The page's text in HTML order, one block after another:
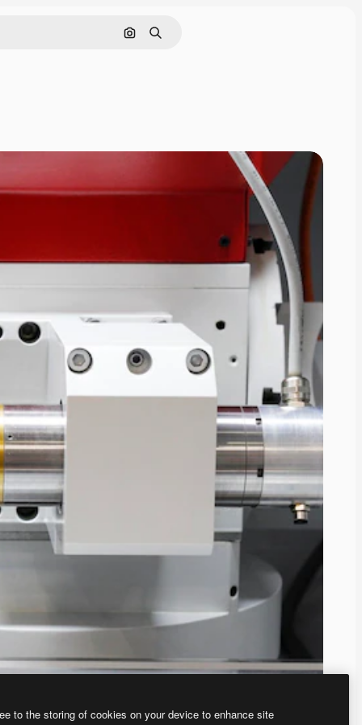
Поиск по изображению
Поиск
to the storing of cookies on your device to enhance site